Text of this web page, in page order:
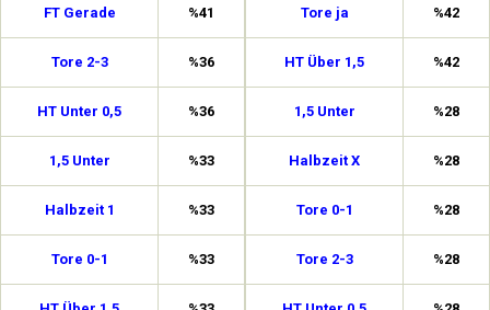
FT Gerade %41
Tore 2-3 %36
HT Unter 0,5 %36
1,5 Unter %33
Halbzeit 1 %33
Tore 0-1 %33
Tore ja %42
HT Über 1,5 %42
1,5 Unter %28
Halbzeit X %28
Tore 0-1 %28
Tore 2-3 %28